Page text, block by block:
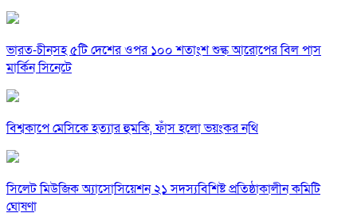
ভারত-চীনসহ ৫টি দেশের ওপর ১০০ শতাংশ শুল্ক আরোপের বিল পাস
মার্কিন সিনেটে
বিশ্বকাপে মেসিকে হত্যার হুমকি, ফাঁস হলো ভয়ংকর নথি
সিলেট মিউজিক অ্যাসোসিয়েশন ২১ সদস্যবিশিষ্ট প্রতিষ্ঠাকালীন কমিটি
ঘোষণা